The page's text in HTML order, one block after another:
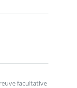
facultative